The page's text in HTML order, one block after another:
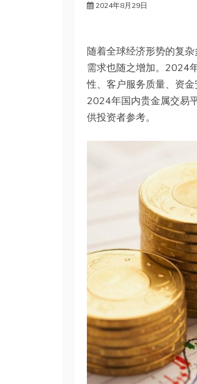
2024年8月29日
随着全球经济形势的复
需求也随之增加。2024
性、客户服务质量、资
2024年国内贵金属交易
供投资者参考。